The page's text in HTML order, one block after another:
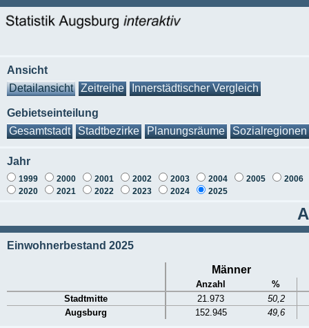
Ansicht
Detailansicht
Zeitreihe Innerstädtischer Vergleich
Gebietseinteilung
Gesamtstadt
Stadtbezirke Planungsräume Sozialregionen
Jahr
1999 2000 2001 2002 2003 2004 2005
2006
2020
2021 2022 2023 2024 2025
Einwohnerbestand 2025
Männer
Anzahl
%
Stadtmitte
21.973
50,2
Augsburg
152.945 49,6